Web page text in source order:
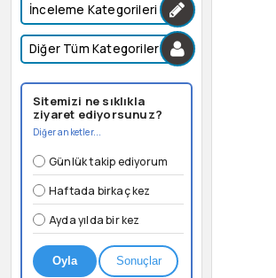
İnceleme Kategorileri
Diğer Tüm Kategoriler
Sitemizi ne sıklıkla
ziyaret ediyorsunuz?
Diğer anketler...
Günlük takip ediyorum
Haftada birkaç kez
Ayda yılda bir kez
Oyla Sonuçlar